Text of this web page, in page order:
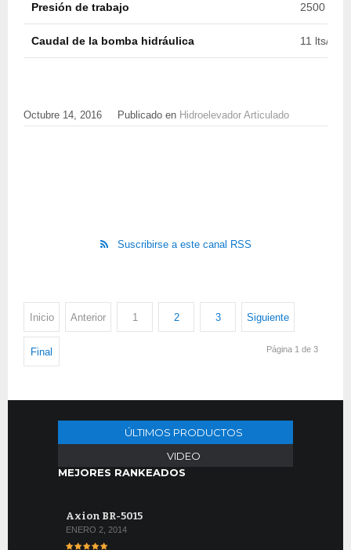
Presión de trabajo 2500 psi
Caudal de la bomba hidráulica 11 lts/
Octubre 14, 2016 Publicado en Hidroelevador Articulado
Suscribirse a este canal RSS
Inicio Anterior 1 2 3 Siguiente
Final Página 1 de 3
ÚLTIMOS PRODUCTOS
VIDEO
MEJORES RANKEADOS
Axion BR-5015
ENERO 2, 2014